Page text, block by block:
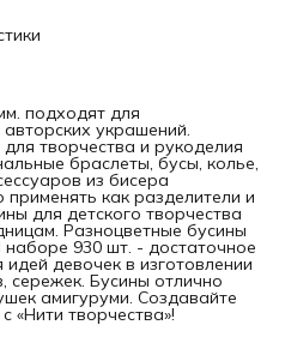
подходят для
украшений.
творчества и рукоделия
браслеты, бусы, колье,
из бисера
как разделители и
для детского творчества
Разноцветные бусины
наборе 930 шт. - достаточное
девочек в изготовлении
сережек. Бусины отлично
амигуруми. Создавайте
«Нити творчества»!